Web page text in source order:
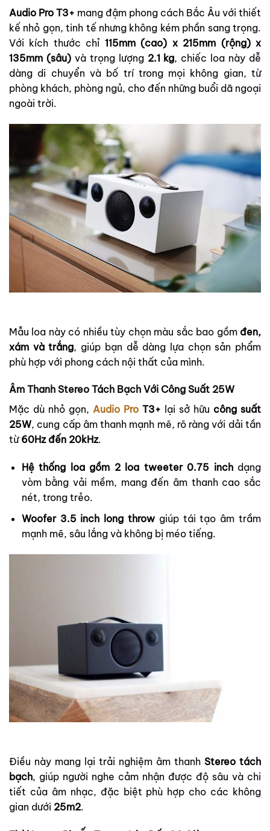
Audio Pro T3+ mang đậm phong cách Bắc Âu với thiết
kế nhỏ gọn, tinh tế nhưng không kém phần sang trọng.
Với kích thước chỉ 115mm (cao) x 215mm (rộng) x
135mm (sâu)và trọng lượng 2.1 kg, chiếc loa này dễ
dàng di chuyển và bố trí trong mọi không gian, từ
phòng khách, phòng ngủ, cho đến những buổi dã ngoại
ngoài trời.
Mẫu loa này có nhiều tùy chọn màu sắc bao gồm đen,
xám và trắng, giúp bạn dễ dàng lựa chọn sản phẩm
phù hợp với phong cách nội thất của mình.
Âm Thanh Stereo Tách Bạch Với Công Suất 25W
Mặc dù nhỏ gọn, Audio Pro T3+ lại sở hữu công suất
25W, cung cấp âm thanh mạnh mẽ, rõ ràng với dải tần
từ 60Hz đến 20kHz.
Hệ thống loa gồm 2 loa tweeter 0.75 inchdạng
vòm bằng vải mềm, mang đến âm thanh cao sắc
nét, trong trẻo.
Woofer 3.5 inch long throw giúp tái tạo âm trầm
mạnh mẽ, sâu lắng và không bị méo tiếng.
Điều này mang lại trải nghiệm âm thanh Stereo tách
bạch, giúp người nghe cảm nhận được độ sâu và chi
tiết của âm nhạc, đặc biệt phù hợp cho các không
gian dưới 25m2.